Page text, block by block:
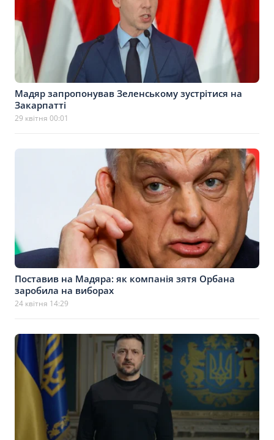
Мадяр запропонував Зеленському зустрітися на
Закарпатті
29 квітня 00:01
Поставив на Мадяра: як компанія зятя Орбана
заробила на виборах
24 квітня 14:29